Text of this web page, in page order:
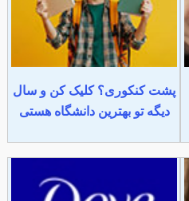
پشت کنکوری؟ کلیک کن و سال
دیگه تو بهترین دانشگاه هستی